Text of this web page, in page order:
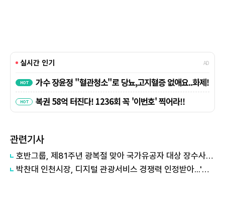
관련기사
호반그룹, 제81주년 광복절 맞아 국가유공자 대상 장수사진 촬영 봉사
박찬대 인천시장, 디지털 관광서비스 경쟁력 인정받아...'인천e지' ICT 어워드 공공·의료 부문 대상